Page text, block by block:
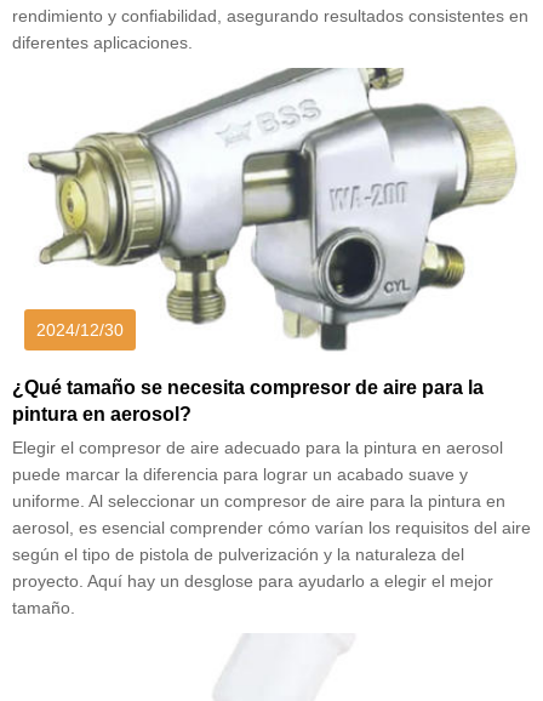
rendimiento y confiabilidad, asegurando resultados consistentes en
diferentes aplicaciones.
2024/12/30
¿Qué tamaño se necesita compresor de aire para la
pintura en aerosol?
Elegir el compresor de aire adecuado para la pintura en aerosol
puede marcar la diferencia para lograr un acabado suave y
uniforme. Al seleccionar un compresor de aire para la pintura en
aerosol, es esencial comprender cómo varían los requisitos del aire
según el tipo de pistola de pulverización y la naturaleza del
proyecto. Aquí hay un desglose para ayudarlo a elegir el mejor
tamaño.